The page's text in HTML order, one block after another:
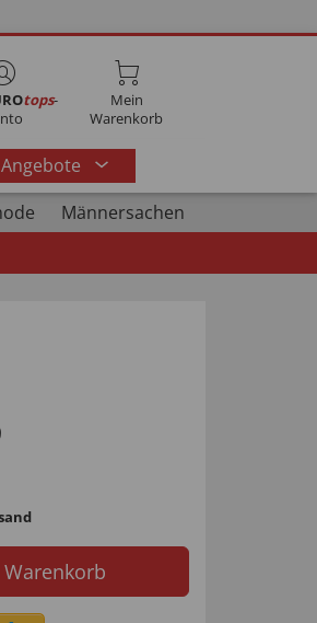
tops-
Mein
Warenkorb
Angebote
Männersachen